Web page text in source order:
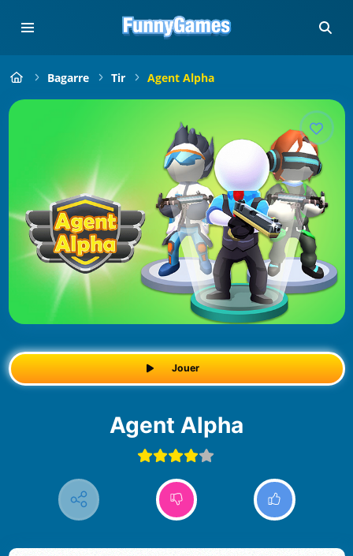
Bagarre Tir Agent Alpha
Jouer
Agent Alpha